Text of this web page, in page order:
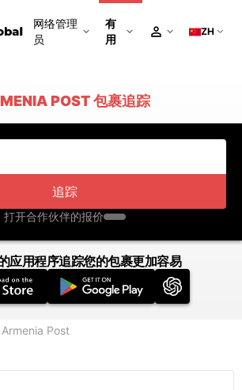
网络管理
员
有
用
ZH
POST 包裹追踪
追踪
打开合作伙伴的报价
应用程序追踪您的包裹更加容易
Armenia Post